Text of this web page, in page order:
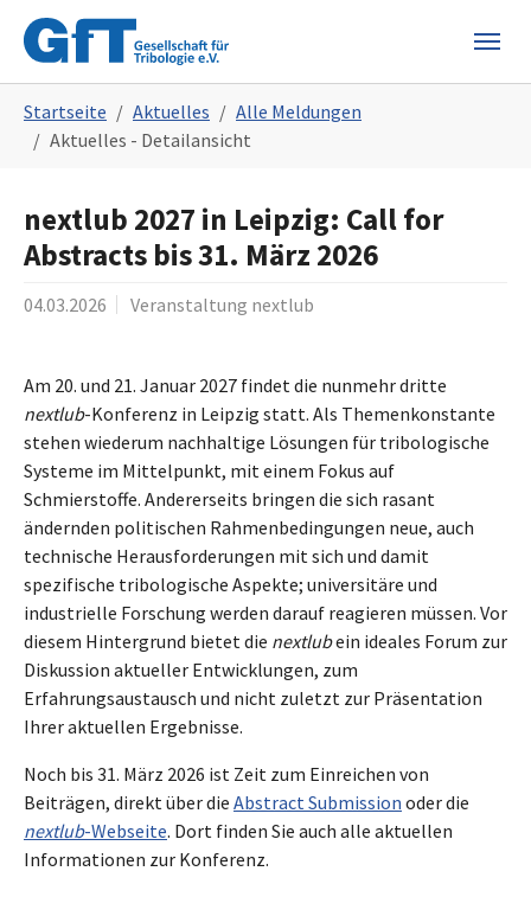
Skip to main navigation
Skip to main content
Skip to page footer
Startseite Aktuelles
Alle Meldungen
Aktuelles - Detailansicht
nextlub 2027 in Leipzig: Call for
Abstracts bis 31. März 2026
04.03.2026 Veranstaltung nextlub
Am 20. und 21. Januar 2027 findet die nunmehr dritte
nextlub-Konferenz in Leipzig statt. Als Themenkonstante
stehen wiederum nachhaltige Lösungen für tribologische
Systeme im Mittelpunkt, mit einem Fokus auf
Schmierstoffe. Andererseits bringen die sich rasant
ändernden politischen Rahmenbedingungen neue, auch
technische Herausforderungen mit sich und damit
spezifische tribologische Aspekte; universitäre und
industrielle Forschung werden darauf reagieren müssen. Vor
diesem Hintergrund bietet die nextlubein ideales Forum zur
Diskussion aktueller Entwicklungen, zum
Erfahrungsaustausch und nicht zuletzt zur Präsentation
Ihrer aktuellen Ergebnisse.
Noch bis 31. März 2026 ist Zeit zum Einreichen von
Beiträgen, direkt über die Abstract Submission oder die
nextlub-Webseite. Dort finden Sie auch alle aktuellen
Informationen zur Konferenz.